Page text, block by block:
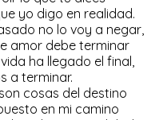
yo digo en realidad.
no lo voy a negar,
amor debe terminar
ha llegado el final,
a terminar.
cosas del destino
en mi camino